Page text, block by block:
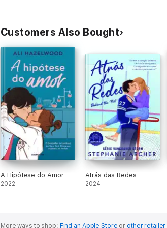
Customers Also Bought
A Hipótese do Amor
2022
Atrás das Redes
2024
More ways to shop: Find an Apple Store or other retailer